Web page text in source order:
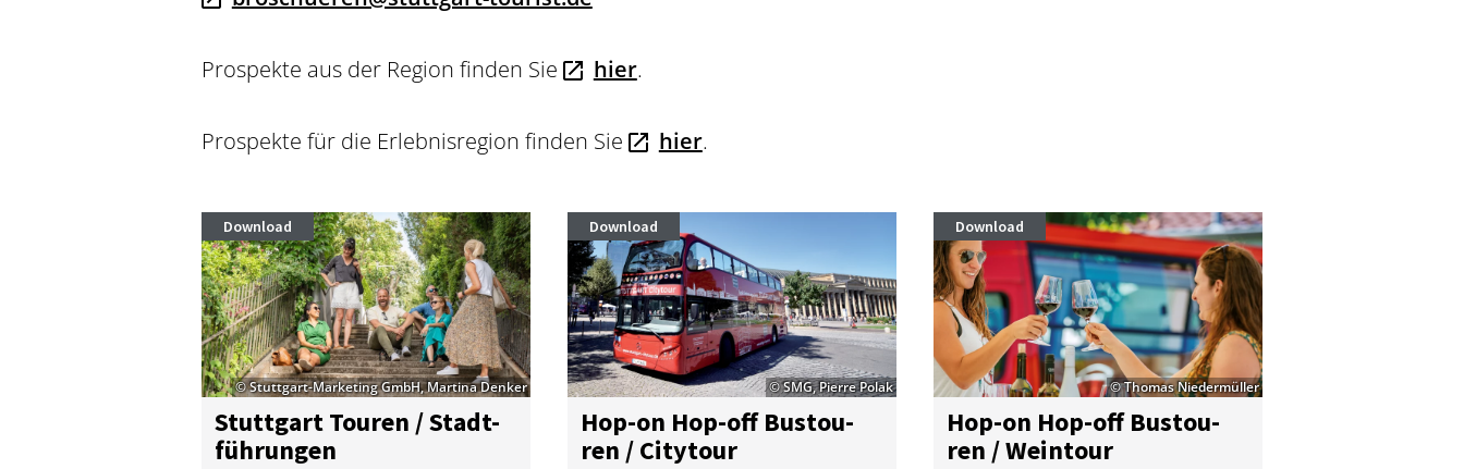
Prospekte aus der Region finden Sie hier.
Prospekte für die Erlebnisregion finden Sie hier.
© Stuttgart-Marketing GmbH, Martina Denker
Download
Stutt­gart Tou­ren / Stadt­
füh­run­gen
© SMG, Pierre Polak
Download
Hop-on Hop-off Bus­tou­
ren / Ci­ty­tour
© Thomas Niedermüller
Download
Hop-on Hop-off Bus­tou­
ren / Wein­tour